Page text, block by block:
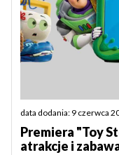
data dodania: 9 czerwca
Premiera "Toy
atrakcje i